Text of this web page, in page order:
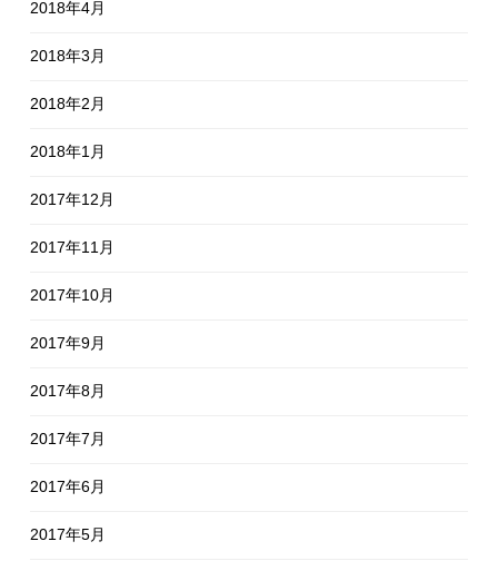
2018年4月
2018年3月
2018年2月
2018年1月
2017年12月
2017年11月
2017年10月
2017年9月
2017年8月
2017年7月
2017年6月
2017年5月